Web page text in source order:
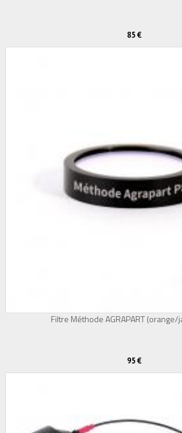
85 €
Filtre Méthode AGRAPART (orange/
95 €